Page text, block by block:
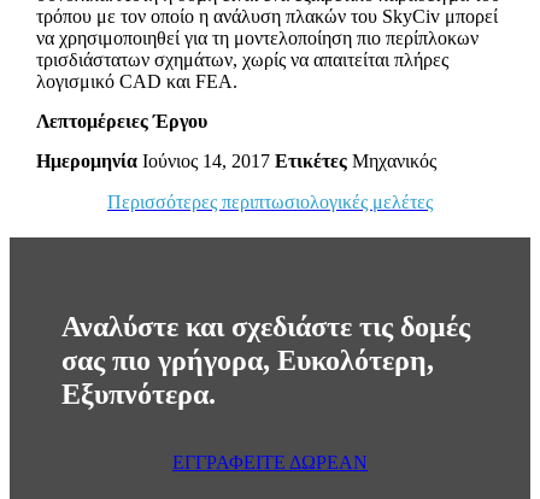
τρόπου με τον οποίο η ανάλυση πλακών του SkyCiv μπορεί
να χρησιμοποιηθεί για τη μοντελοποίηση πιο περίπλοκων
τρισδιάστατων σχημάτων, χωρίς να απαιτείται πλήρες
λογισμικό CAD και FEA.
Λεπτομέρειες Έργου
ΗμερομηνίαΙούνιος 14, 2017 ΕτικέτεςΜηχανικός
Περισσότερες περιπτωσιολογικές μελέτες
Αναλύστε και σχεδιάστε τις δομές
σας πιο γρήγορα, Ευκολότερη,
Εξυπνότερα.
ΕΓΓΡΑΦΕΙΤΕ ΔΩΡΕΑΝ